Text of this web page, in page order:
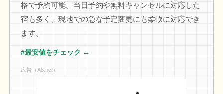
格で予約可能。当日予約や無料キャンセルに対応した
宿も多く、現地での急な予定変更にも柔軟に対応でき
ます。
#最安値をチェック →
広告（A8.net）